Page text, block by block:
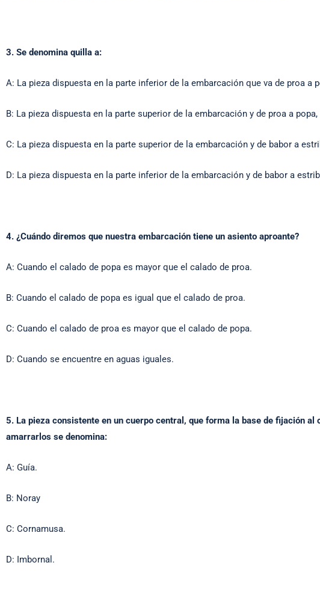
3. Se denomina quilla a:
A: La pieza dispuesta en la parte inferior de la embarcación que va de proa
B: La pieza dispuesta en la parte superior de la embarcación y de proa a
C: La pieza dispuesta en la parte superior de la embarcación y de babor a
D: La pieza dispuesta en la parte inferior de la embarcación y de babor a
4. ¿Cuándo diremos que nuestra embarcación tiene un asiento aproante?
A: Cuando el calado de popa es mayor que el calado de proa.
B: Cuando el calado de popa es igual que el calado de proa.
C: Cuando el calado de proa es mayor que el calado de popa.
D: Cuando se encuentre en aguas iguales.
5. La pieza consistente en un cuerpo central, que forma la base de fijación
amarrarlos se denomina:
A: Guía.
B: Noray
C: Cornamusa.
D: Imbornal.